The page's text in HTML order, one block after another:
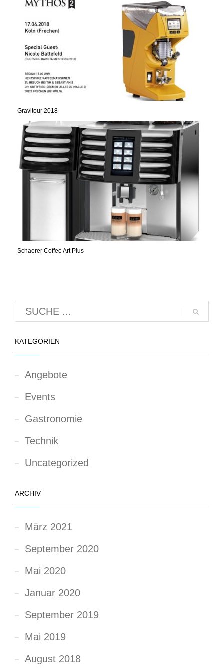
Gravitour 2018
Schaerer Coffee Art Plus
KATEGORIEN
Angebote
Events
Gastronomie
Technik
Uncategorized
ARCHIV
März 2021
September 2020
Mai 2020
Januar 2020
September 2019
Mai 2019
August 2018